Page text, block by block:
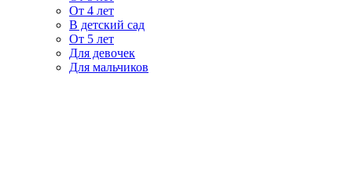
От 4 лет
В детский сад
От 5 лет
Для девочек
Для мальчиков